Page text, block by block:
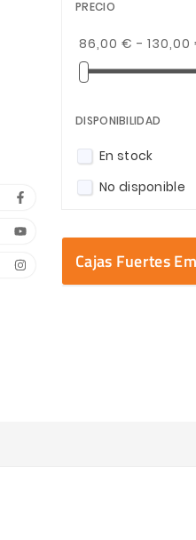
PRECIO
86,00 € - 130,00
DISPONIBILIDAD
En stock
No disponible
Cajas Fuertes